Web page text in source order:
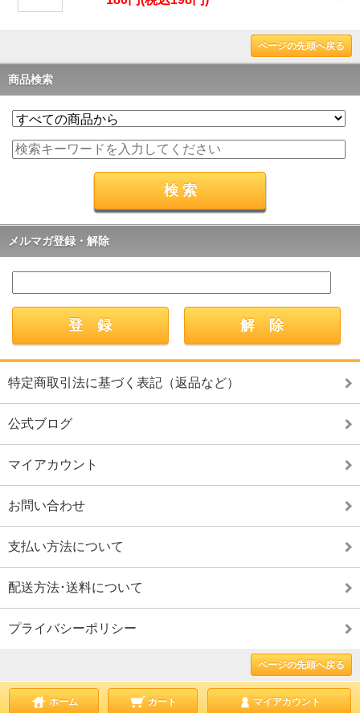
ページの先頭へ戻る
商品検索
メルマガ登録・解除
特定商取引法に基づく表記（返品など）
公式ブログ
マイアカウント
お問い合わせ
支払い方法について
配送方法･送料について
プライバシーポリシー
ページの先頭へ戻る
ホーム カート マイアカウント